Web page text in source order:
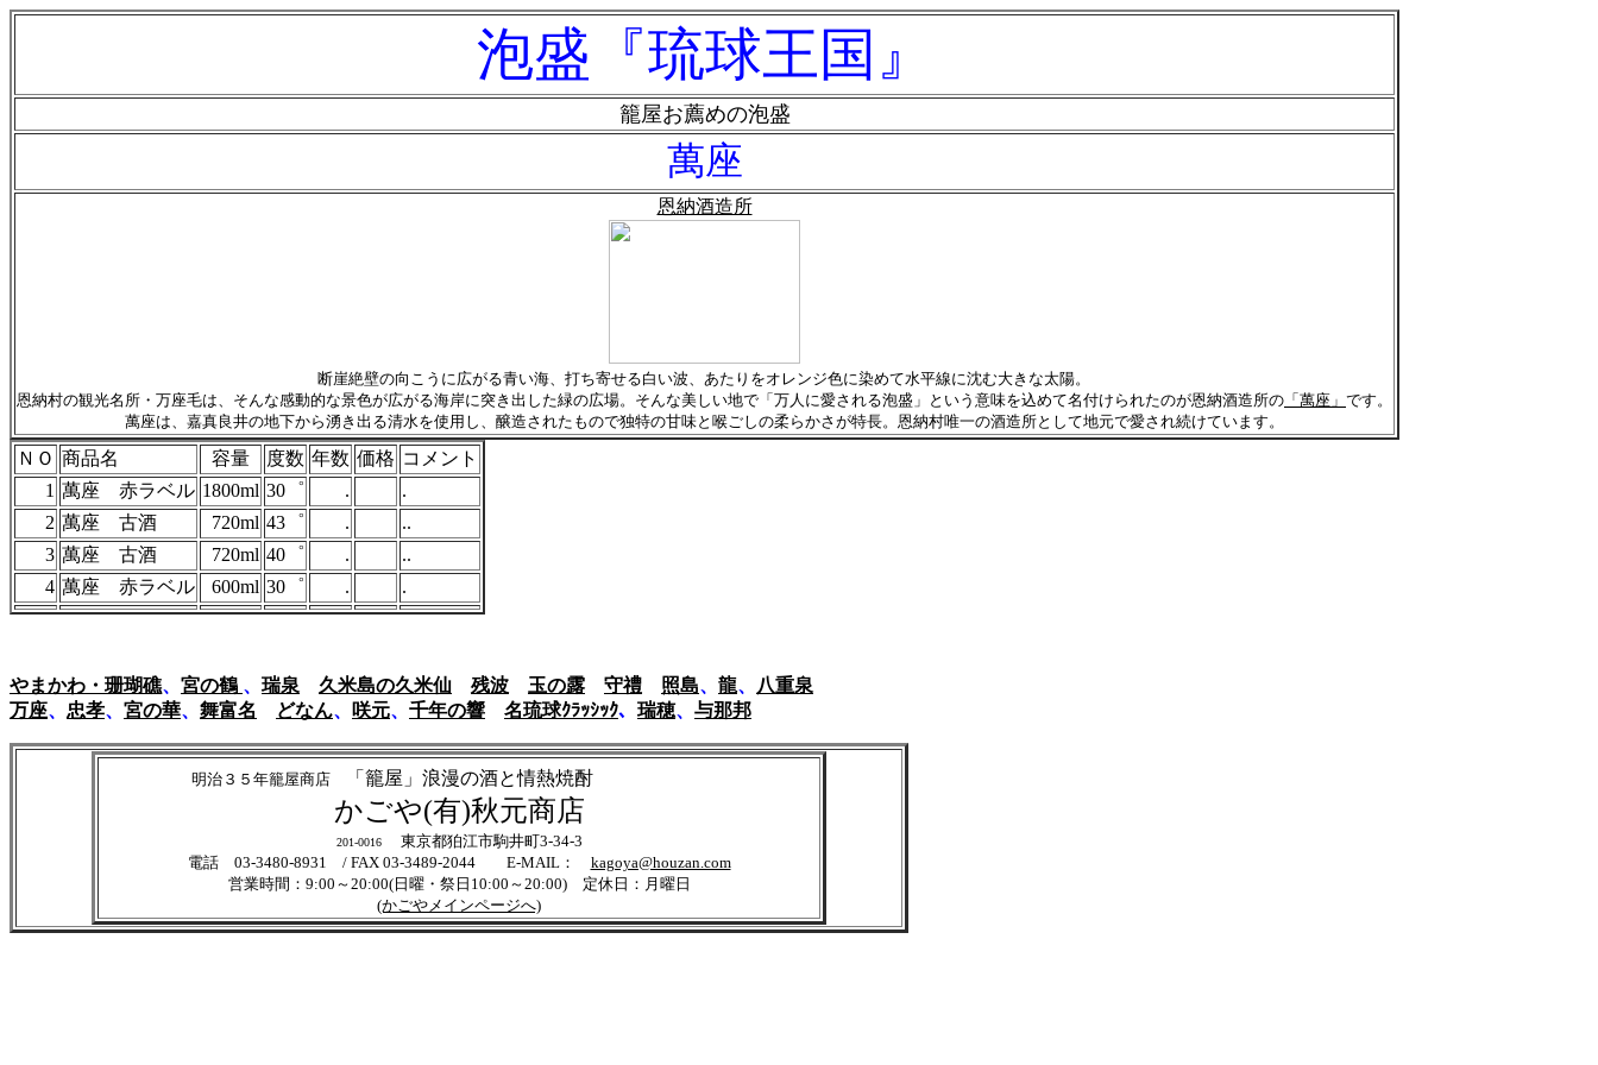
泡盛『琉球王国』
籠屋お薦めの泡盛
萬座
恩納酒造所
断崖絶壁の向こうに広がる青い海、打ち寄せる白い波、あたりをオレンジ色に染めて水平線に沈む大きな太陽。
恩納村の観光名所・万座毛は、そんな感動的な景色が広がる海岸に突き出した緑の広場。そんな美しい地で「万人に愛される泡盛」という意味を込めて名付けられたのが恩納酒造所の 「萬座」 です。
萬座は、嘉真良井の地下から湧き出る清水を使用し、醸造されたもので独特の甘味と喉ごしの柔らかさが特長。恩納村唯一の酒造所として地元で愛され続けています。
ＮＯ 商品名 容量 度数 年数 価格 コメント
1 萬座 赤ラベル 1800ml 30゜ .
.
2 萬座 古酒 720ml 43゜ .
..
3 萬座 古酒 720ml 40゜ .
..
4 萬座 赤ラベル 600ml 30゜ . .
やまかわ・珊瑚礁、 宮の鶴 、 瑞泉 久米島の久米仙 残波 玉の露 守禮 照島、 龍、
八重泉
万座、 忠孝、 宮の華、 舞富名 どなん、 咲元、 千年の響 名琉球ｸﾗｯｼｯｸ、 瑞穂、 与那邦
明治３５年籠屋商店 「籠屋」浪漫の酒と情熱焼酎
かごや(有)秋元商店
201-0016
東京都狛江市駒井町3-34-3
電話 03-3480-8931 / FAX 03-3489-2044 E-MAIL： kagoya@houzan.com
営業時間：9:00～20:00(日曜・祭日10:00～20:00) 定休日：月曜日
(かごやメインページへ)